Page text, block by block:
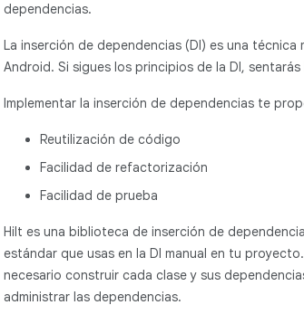
dependencias.
La inserción de dependencias (DI) es una
Android. Si sigues los principios de la DI,
Implementar la inserción de dependencias te
Reutilización de código
Facilidad de refactorización
Facilidad de prueba
Hilt es una biblioteca de inserción de
estándar que usas en la DI manual en tu
necesario construir cada clase y sus
administrar las dependencias.